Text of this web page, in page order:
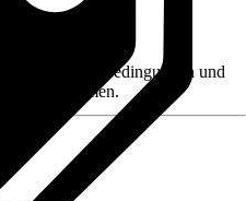
B. Rückgabebedingungen und